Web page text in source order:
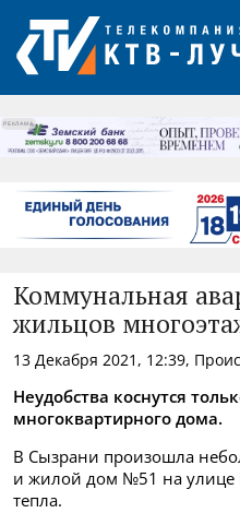
РЕКЛАМА
Коммунальная
жильцов
13 Декабря 2021, 12:39,
Неудобства коснутся
многоквартирного дома.
В Сызрани произошла
и жилой дом №51 на улице
тепла.